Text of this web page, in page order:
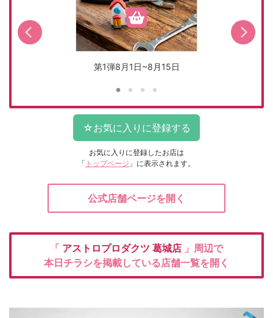
第1弾8月1日~8月15日
お気に入りに登録したお店は
「 トップページ 」に表示されます。
公式店舗ページを開く
「 アストロプロダクツ 葛城店 」周辺で
本日チラシを掲載している店舗一覧を開く